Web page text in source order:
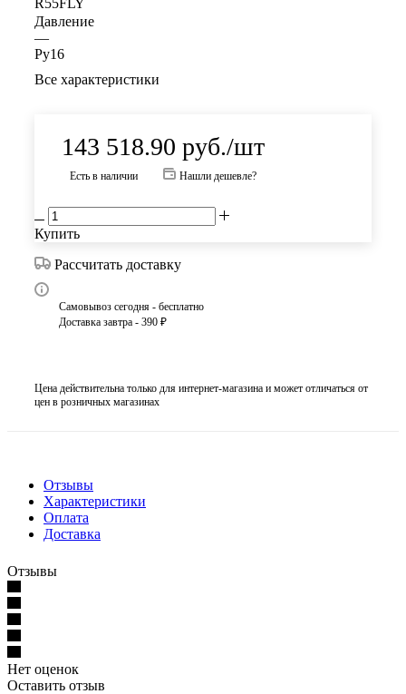
Давление
—
Ру16
Все характеристики
143 518.90 руб./шт
Есть в наличии Нашли дешевле?
Купить
Рассчитать доставку
Самовывоз сегодня - бесплатно
Доставка завтра - 390 ₽
Цена действительна только для интернет-магазина и может отличаться от
цен в розничных магазинах
Отзывы
Характеристики
Оплата
Доставка
Отзывы
Нет оценок
Оставить отзыв